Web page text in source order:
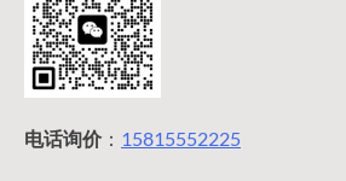
电话询价： 15815552225